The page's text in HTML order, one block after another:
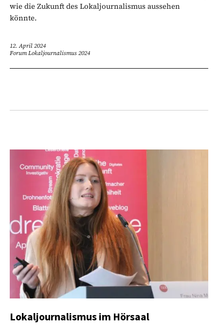
wie die Zukunft des Lokaljournalismus aussehen
könnte.
12. April 2024
Forum Lokaljournalismus 2024
Lokaljournalismus im Hörsaal